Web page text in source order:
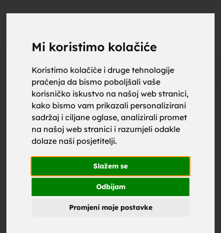
Mi koristimo kolačiće
Koristimo kolačiće i druge tehnologije
praćenja da bismo poboljšali vaše
korisničko iskustvo na našoj web stranici,
kako bismo vam prikazali personalizirani
sadržaj i ciljane oglase, analizirali promet
na našoj web stranici i razumjeli odakle
dolaze naši posjetitelji.
Slažem se
Odbijam
Promjeni moje postavke
Oglas
upoznaj
za brak,
zene za